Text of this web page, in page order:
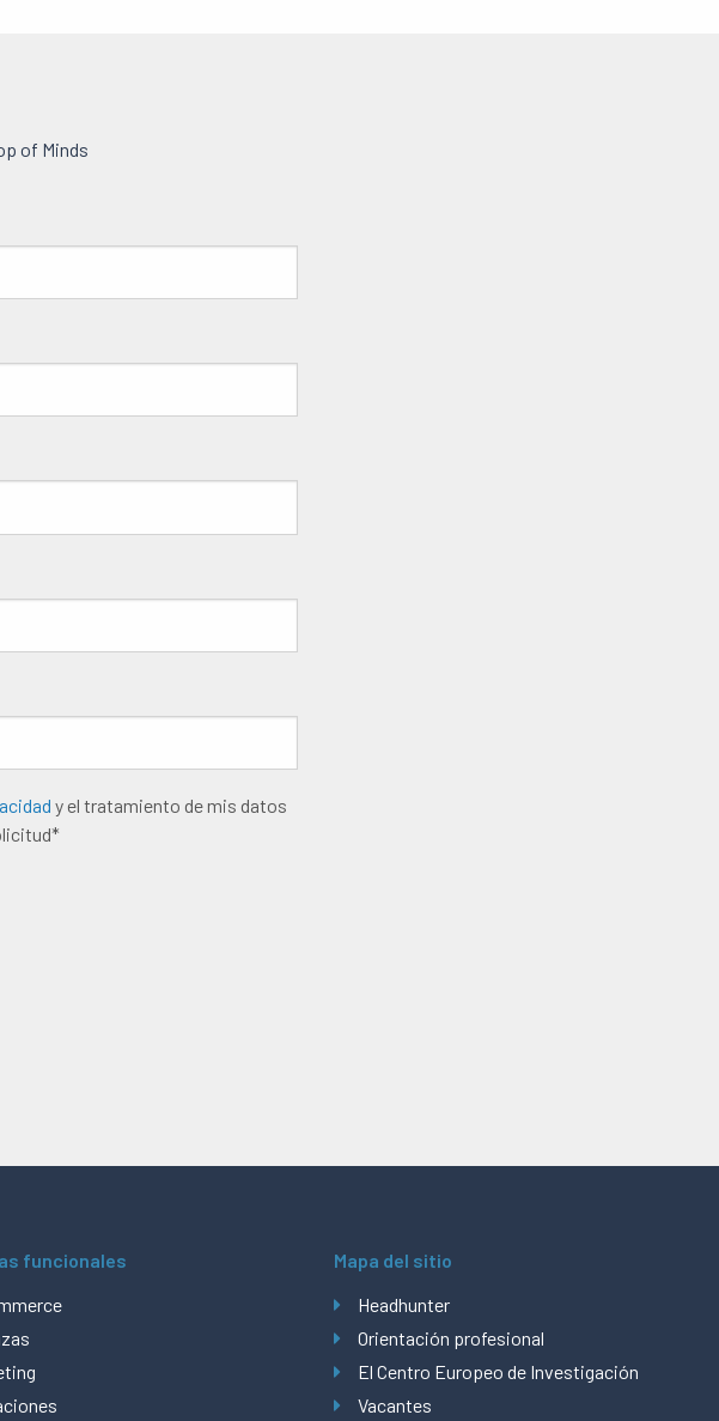
of Minds
y el tratamiento de mis datos
funcionales
Mapa del sitio
Headhunter
Orientación profesional
El Centro Europeo de Investigación
Vacantes